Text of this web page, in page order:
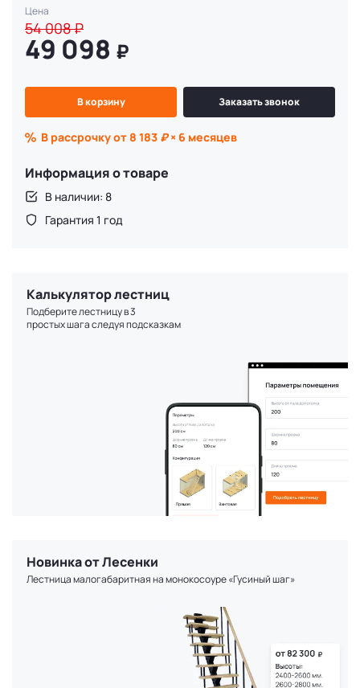
Цена
54 008₽
49 098 ₽
В корзину Заказать звонок
В рассрочку от 8 183 ₽× 6 месяцев
Информация о товаре
В наличии: 8
Гарантия 1 год
Калькулятор лестниц
Подберите лестницу в 3
простых шага следуя подсказкам
Новинка от Лесенки
Лестница малогабаритная на монокосоуре «Гусиный шаг»